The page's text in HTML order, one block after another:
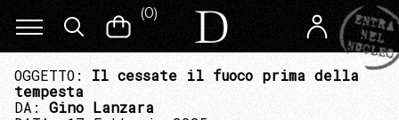
(0)
OGGETTO: Il cessate il fuoco prima della
tempesta
DA: Gino Lanzara